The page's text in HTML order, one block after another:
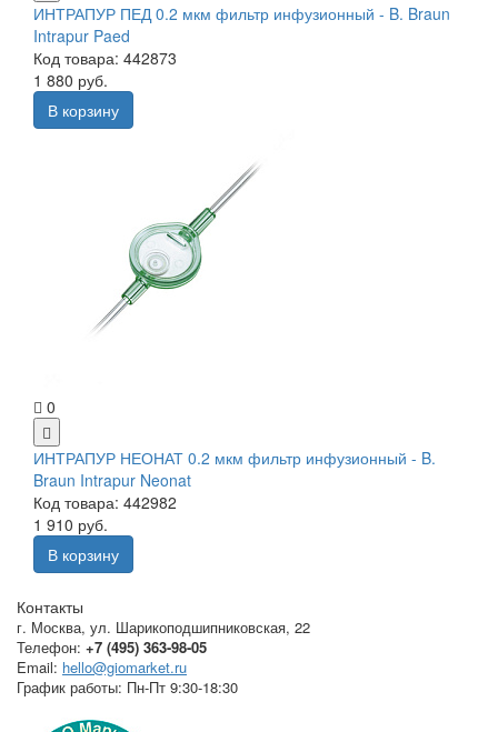
ИНТРАПУР ПЕД 0.2 мкм фильтр инфузионный - B. Braun
Intrapur Paed
Код товара: 442873
1 880 руб.
В корзину
0
ИНТРАПУР НЕОНАТ 0.2 мкм фильтр инфузионный - B.
Braun Intrapur Neonat
Код товара: 442982
1 910 руб.
В корзину
Контакты
г. Москва, ул. Шарикоподшипниковская, 22
Телефон: +7 (495) 363-98-05
Email: hello@giomarket.ru
График работы: Пн-Пт 9:30-18:30